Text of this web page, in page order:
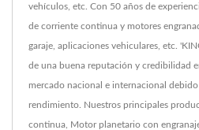
vehículos, etc. Con 50 años de
de corriente continua y motores
garaje, aplicaciones vehiculares, etc.
de una buena reputación y credibilidad
mercado nacional e internacional
rendimiento. Nuestros principales
continua, Motor planetario con